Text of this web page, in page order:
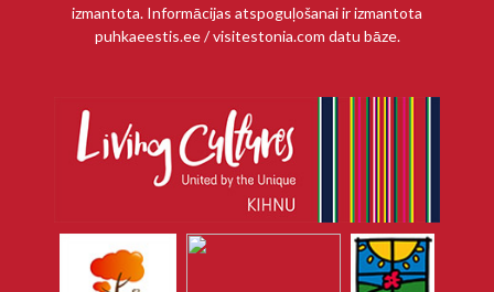
izmantota. Informācijas atspoguļošanai ir izmantota
puhkaeestis.ee / visitestonia.com datu bāze.